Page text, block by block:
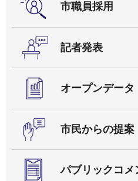
市職員採用
記者発表
オープンデータ
市民からの提案
パブリックコ